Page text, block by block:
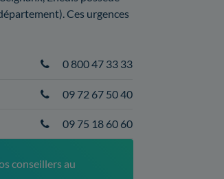
Ces urgences
0 800 47 33 33
09 72 67 50 40
09 75 18 60 60
conseillers au